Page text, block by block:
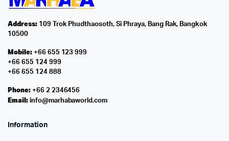
Address:109 Trok Phudthaosoth, Si Phraya, Bang Rak, Bangkok
10500
Mobile:+66 655 123 999
+66 655 124 999
+66 655 124 888
Phone:+66 2 2346456
Email: info@marhabaworld.com
Information